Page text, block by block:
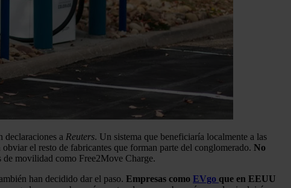
declaraciones a Reuters. Un sistema que beneficiaría localmente a las
el resto de fabricantes que forman parte del conglomerado. No
de movilidad como Free2Move Charge.
han decidido dar el paso. Empresas como EVgo que en EEUU